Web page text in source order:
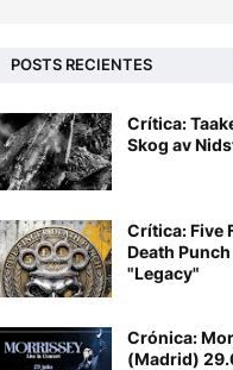
POSTS RECIENTES
Crítica:
Skog av
Crítica: Five
Death Punch
"Legacy"
Crónica:
(Madrid)